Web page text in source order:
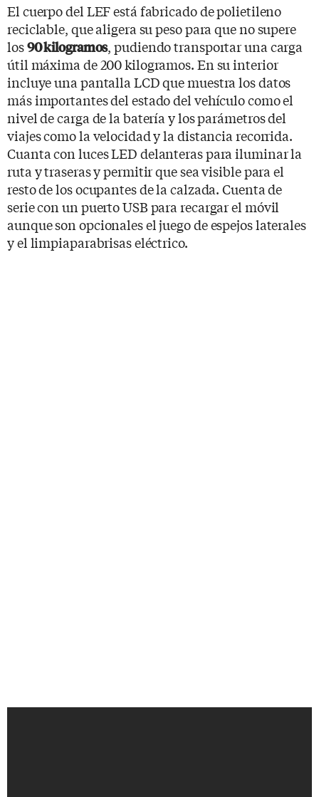
El cuerpo del LEF está fabricado de polietileno
reciclable, que aligera su peso para que no supere
los90 kilogramos, pudiendo transportar una carga
útil máxima de 200 kilogramos. En su interior
incluye una pantalla LCD que muestra los datos
más importantes del estado del vehículo como el
nivel de carga de la batería y los parámetros del
viajes como la velocidad y la distancia recorrida.
Cuanta con luces LED delanteras para iluminar la
ruta y traseras y permitir que sea visible para el
resto de los ocupantes de la calzada. Cuenta de
serie con un puerto USB para recargar el móvil
aunque son opcionales el juego de espejos laterales
y el limpiaparabrisas eléctrico.